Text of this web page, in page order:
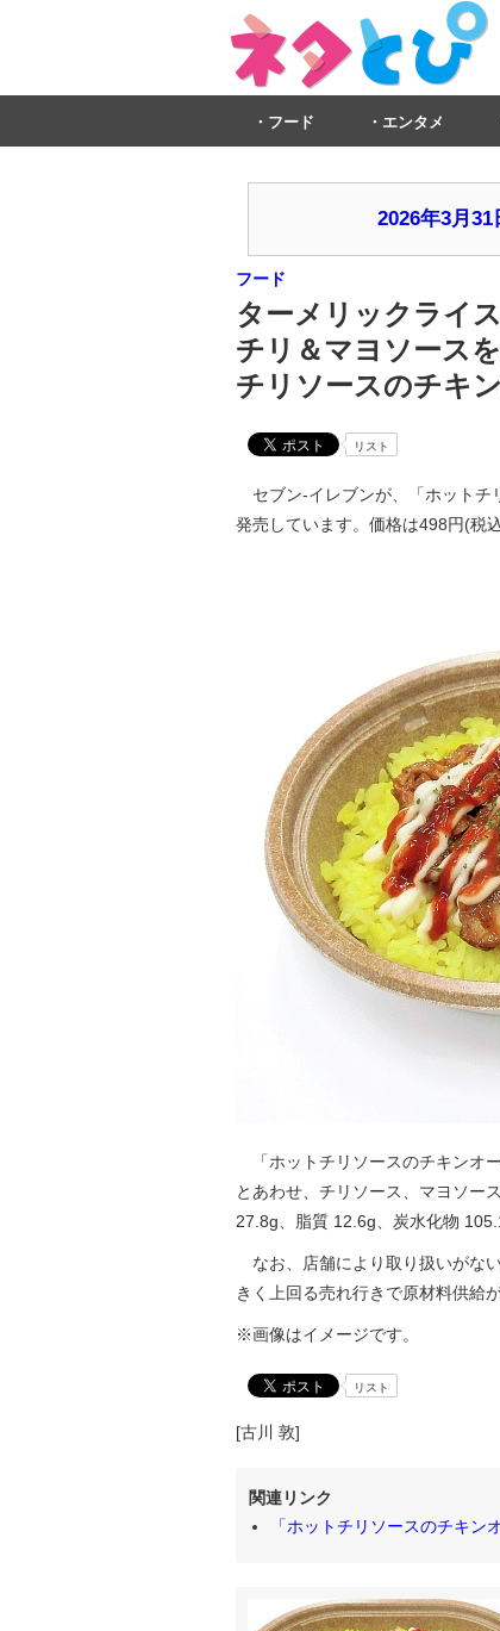
フード エンタメ
2026年3月
フード
ターメリックライ
チリ＆マヨソース
チリソースのチキ
リスト
セブン‐イレブンが、「ホットチ
発売しています。価格は498円(税
「ホットチリソースのチキンオ
とあわせ、チリソース、マヨソー
27.8g、脂質 12.6g、炭水化物
なお、店舗により取り扱いがな
きく上回る売れ行きで原材料供給
※画像はイメージです。
リスト
[古川 敦]
関連リンク
「ホットチリソースのチキン